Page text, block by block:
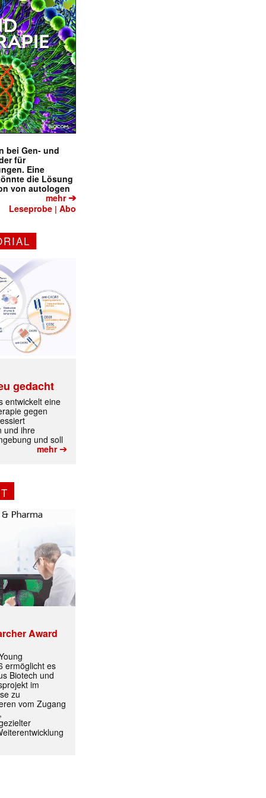
bei Gen- und
für
Eine
die Lösung
von autologen
mehr➔
Leseprobe |Abo
gedacht
entwickelt eine
gegen
und ihre
und soll
mehr➔
Award
ermöglicht es
Biotech und
im
zu
vom Zugang